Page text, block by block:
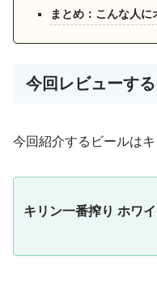
まとめ：こんな人に
今回レビューす
今回紹介するビールは
キリン一番搾り ホワ